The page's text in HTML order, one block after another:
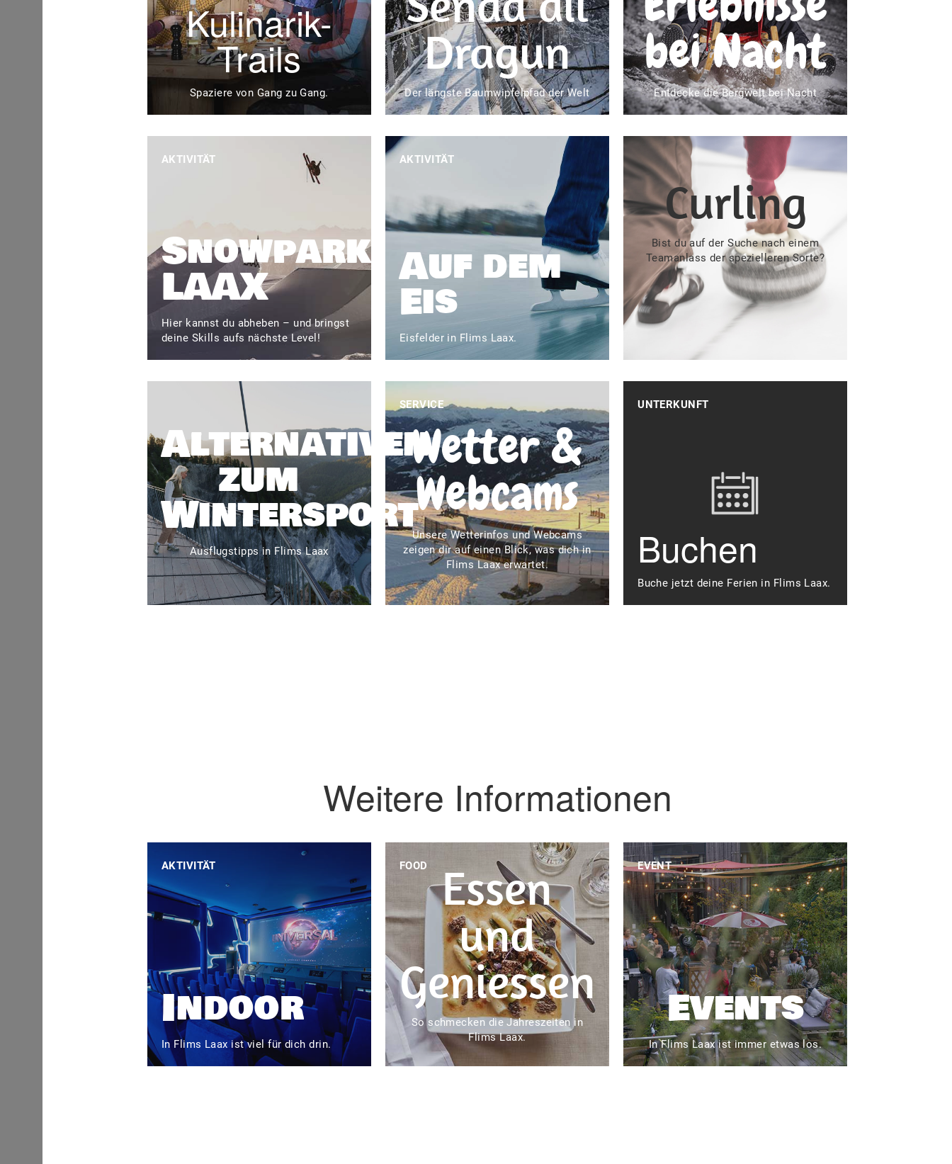
Kulinarik-
Trails
Spaziere von Gang zu Gang.
Dragun
Der längste Baumwipfelpfad der Welt
bei Nacht
Entdecke die Bergwelt bei Nacht
AKTIVITÄT
Snowpark
LAAX
Hier kannst du abheben – und bringst
deine Skills aufs nächste Level!
AKTIVITÄT
Auf dem
Eis
Eisfelder in Flims Laax.
Curling
Bist du auf der Suche nach einem
Teamanlass der spezielleren Sorte?
Alternativen
zum
Wintersport
Ausflugstipps in Flims Laax
SERVICE
Wetter &
Webcams
Unsere Wetterinfos und Webcams
zeigen dir auf einen Blick, was dich in
Flims Laax erwartet.
UNTERKUNFT
Buchen
Buche jetzt deine Ferien in Flims Laax.
Weitere Informationen
AKTIVITÄT
Indoor
In Flims Laax ist viel für dich drin.
FOOD
Essen
und
Geniessen
So schmecken die Jahreszeiten in
Flims Laax.
EVENT
Events
In Flims Laax ist immer etwas los.